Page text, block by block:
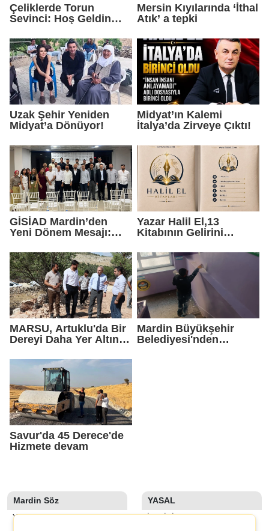
Çeliklerde Torun
Sevinci: Hoş Geldin
Mersin Kıyılarında ‘İthal
Atık’ a tepki
Uzak Şehir Yeniden
Midyat’a Dönüyor!
Midyat’ın Kalemi
İtalya’da Zirveye Çıktı!
GİSİAD Mardin’den
Yeni Dönem Mesajı:
Daha Çok Üretim
Yazar Halil El,13
Kitabının Gelirini
MARSU, Artuklu'da Bir
Dereyi Daha Yer Altına
Mardin Büyükşehir
Belediyesi'nden
Savur'da 45 Derece'de
Hizmete devam
Mardin Söz
YAZARLAR
YASAL
İLETIŞIM